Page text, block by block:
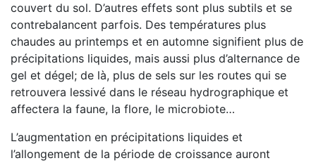
couvert du sol. D’autres effets sont plus subtils et se
contrebalancent parfois. Des températures plus
chaudes au printemps et en automne signifient plus de
précipitations liquides, mais aussi plus d’alternance de
gel et dégel; de là, plus de sels sur les routes qui se
retrouvera lessivé dans le réseau hydrographique et
affectera la faune, la flore, le microbiote…
L’augmentation en précipitations liquides et
l’allongement de la période de croissance auront